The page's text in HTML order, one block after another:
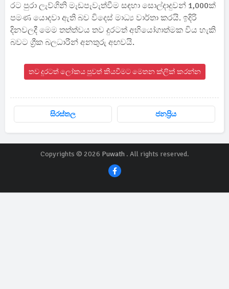
රට පුරා ලැව්ගිනි මැඩපැවැත්වීම සඳහා සොල්දාදුවන් 1,000ක්
පමණ යොදවා ඇති බව විදෙස් මාධ්‍ය වාර්තා කරයි. ඉදිරි
දිනවලදී මෙම තත්ත්වය තව දුරටත් අභියෝගාත්මක විය හැකි
බවට ග්‍රීක බලධාරීන් අනතුරු අඟවයි.
තව දුරටත් ලෝකය පුවත් කියවීමට මෙතන ක්ලික් කරන්න
සිරස්තල ජනප්‍රිය
Copyrights © 2026 Puwath. All rights reserved.